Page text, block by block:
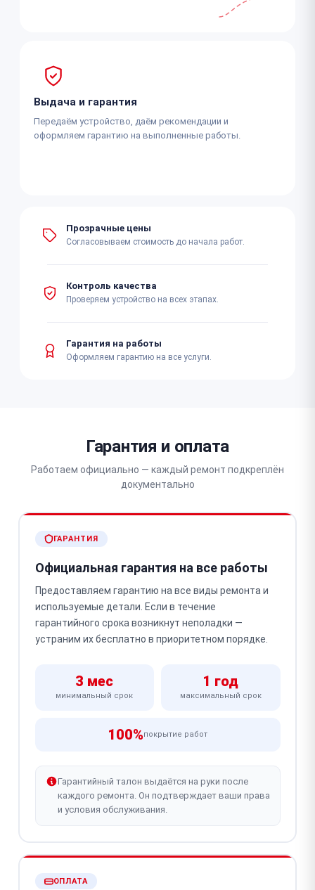
Выдача и гарантия
Передаём устройство, даём рекомендации и
оформляем гарантию на выполненные работы.
Прозрачные цены
Согласовываем стоимость до начала работ.
Контроль качества
Проверяем устройство на всех этапах.
Гарантия на работы
Оформляем гарантию на все услуги.
Гарантия и оплата
Работаем официально — каждый ремонт подкреплён
документально
ГАРАНТИЯ
Официальная гарантия на все работы
Предоставляем гарантию на все виды ремонта и
используемые детали. Если в течение
гарантийного срока возникнут неполадки —
устраним их бесплатно в приоритетном порядке.
3 мес
минимальный срок
1 год
максимальный срок
100%покрытие работ
Гарантийный талон выдаётся на руки после
каждого ремонта. Он подтверждает ваши права
и условия обслуживания.
ОПЛАТА